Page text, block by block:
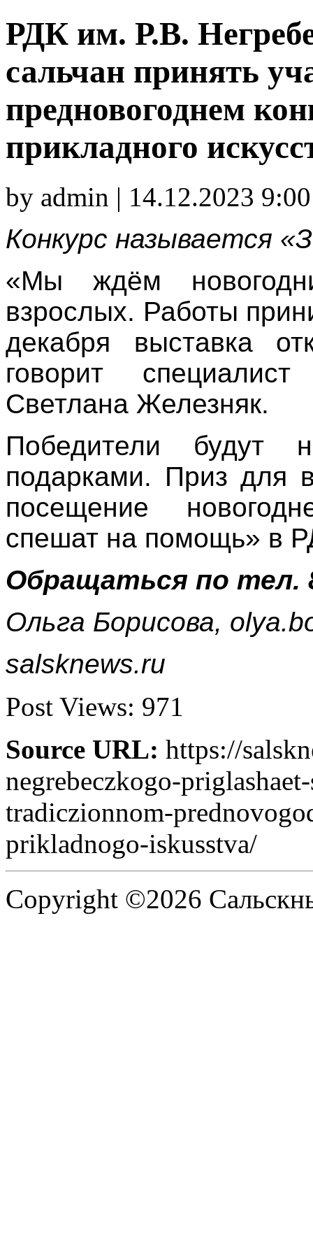
РДК им. Р.В.
сальчан принять
предновогоднем
прикладного
by admin | 14.12.2023
Конкурс называется
«Мы ждём
взрослых. Работы
декабря выставка
говорит
Светлана Железняк.
Победители будут
подарками. Приз для
посещение
спешат на помощь» в
Обращаться по тел.
Ольга Борисова,
salsknews.ru
Post Views: 971
Source URL: https://
negrebeczkogo-
tradiczionnom-
prikladnogo-iskusstva/
Copyright ©2026